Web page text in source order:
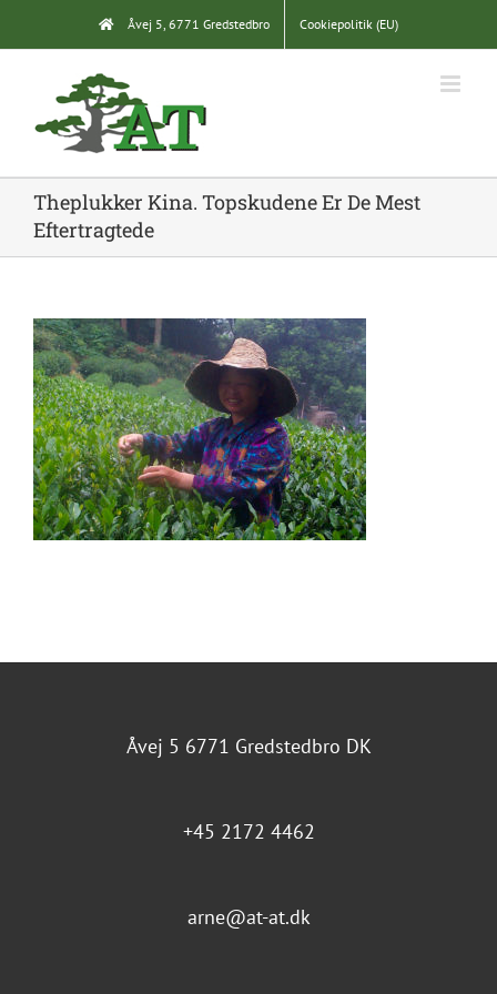
content
Åvej 5, 6771 Gredstedbro Cookiepolitik (EU)
Theplukker Kina. Topskudene Er De Mest
Eftertragtede
Åvej 5 6771 Gredstedbro DK
+45 2172 4462
arne@at-at.dk